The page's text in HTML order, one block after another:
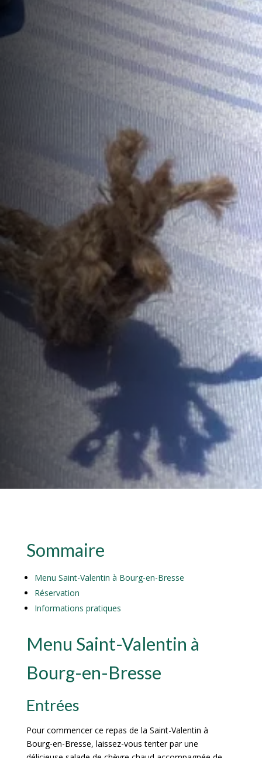
Sommaire
Menu Saint-Valentin à Bourg-en-Bresse
Réservation
Informations pratiques
Menu Saint-Valentin à
Bourg-en-Bresse
Entrées
Pour commencer ce repas de la Saint-Valentin à
Bourg-en-Bresse, laissez-vous tenter par une